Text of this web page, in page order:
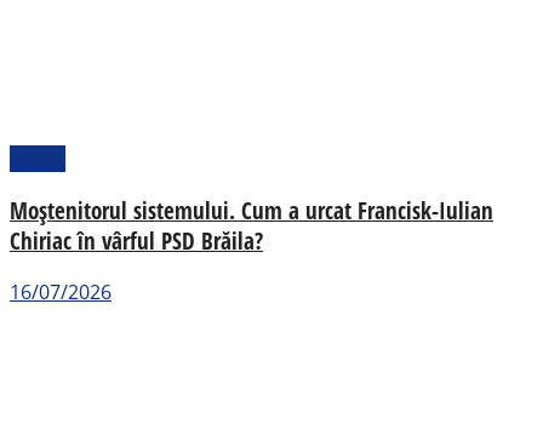
Moștenitorul sistemului. Cum a urcat Francisk-Iulian
Chiriac în vârful PSD Brăila?
16/07/2026